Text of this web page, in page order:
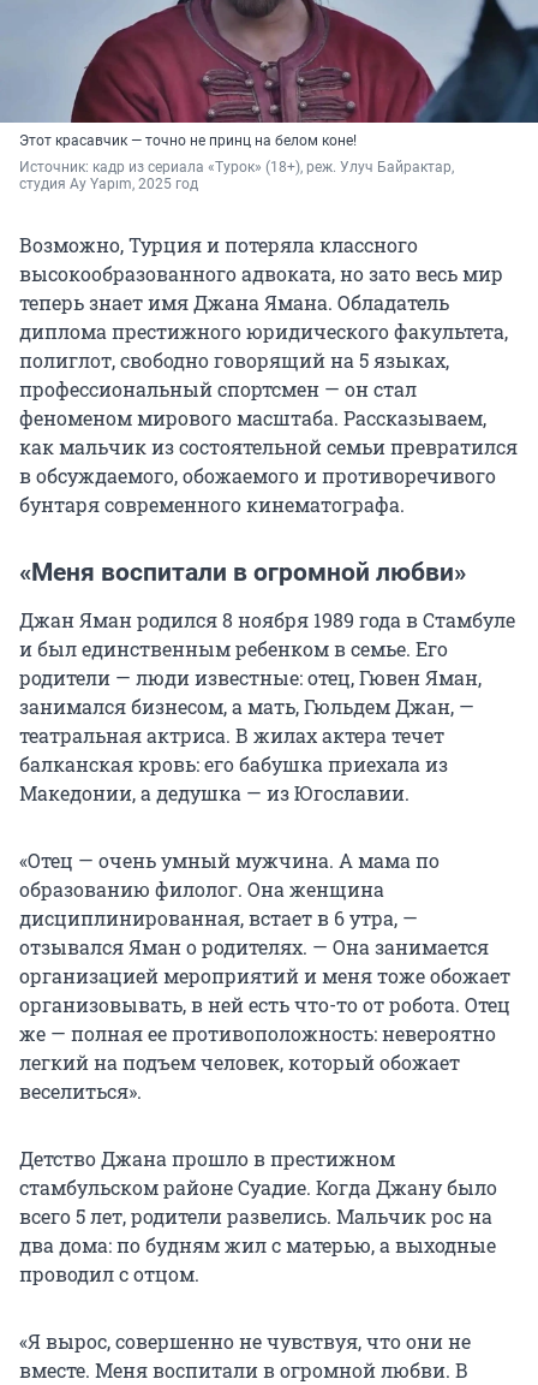
Этот красавчик — точно не принц на белом коне!
Источник: кадр из сериала «Турок» (18+), реж. Улуч Байрактар,
студия Ay Yapım, 2025 год
Возможно, Турция и потеряла классного
высокообразованного адвоката, но зато весь мир
теперь знает имя Джана Ямана. Обладатель
диплома престижного юридического факультета,
полиглот, свободно говорящий на 5 языках,
профессиональный спортсмен — он стал
феноменом мирового масштаба. Рассказываем,
как мальчик из состоятельной семьи превратился
в обсуждаемого, обожаемого и противоречивого
бунтаря современного кинематографа.
«Меня воспитали в огромной любви»
Джан Яман родился 8 ноября 1989 года в Стамбуле
и был единственным ребенком в семье. Его
родители — люди известные: отец, Гювен Яман,
занимался бизнесом, а мать, Гюльдем Джан, —
театральная актриса. В жилах актера течет
балканская кровь: его бабушка приехала из
Македонии, а дедушка — из Югославии.
«Отец — очень умный мужчина. А мама по
образованию филолог. Она женщина
дисциплинированная, встает в 6 утра, —
отзывался Яман о родителях. — Она занимается
организацией мероприятий и меня тоже обожает
организовывать, в ней есть что-то от робота. Отец
же — полная ее противоположность: невероятно
легкий на подъем человек, который обожает
веселиться».
Детство Джана прошло в престижном
стамбульском районе Суадие. Когда Джану было
всего 5 лет, родители развелись. Мальчик рос на
два дома: по будням жил с матерью, а выходные
проводил с отцом.
«Я вырос, совершенно не чувствуя, что они не
вместе. Меня воспитали в огромной любви. В